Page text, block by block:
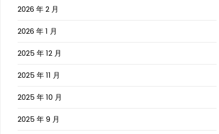
2026 年 2 月
2026 年 1 月
2025 年 12 月
2025 年 11 月
2025 年 10 月
2025 年 9 月